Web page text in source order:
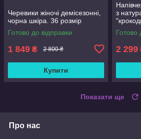
Черевики жіночі демісезонні,
чорна шкіра. 36 розмір
Готово до відправки
1 849 ₴ 2 800 ₴
Купити
з
Готово
2 299
Показати ще
Про нас